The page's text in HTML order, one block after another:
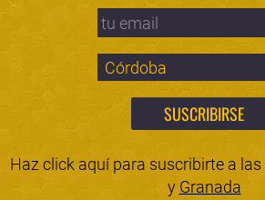
Haz click aquí para suscribirte a
y Granada